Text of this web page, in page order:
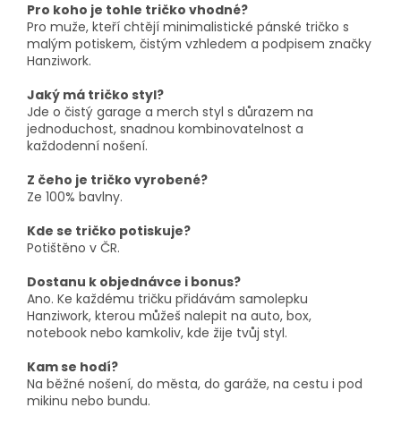
Pro koho je tohle tričko vhodné?
Pro muže, kteří chtějí minimalistické pánské tričko s
malým potiskem, čistým vzhledem a podpisem značky
Hanziwork.
Jaký má tričko styl?
Jde o čistý garage a merch styl s důrazem na
jednoduchost, snadnou kombinovatelnost a
každodenní nošení.
Z čeho je tričko vyrobené?
Ze 100% bavlny.
Kde se tričko potiskuje?
Potištěno v ČR.
Dostanu k objednávce i bonus?
Ano. Ke každému tričku přidávám samolepku
Hanziwork, kterou můžeš nalepit na auto, box,
notebook nebo kamkoliv, kde žije tvůj styl.
Kam se hodí?
Na běžné nošení, do města, do garáže, na cestu i pod
mikinu nebo bundu.